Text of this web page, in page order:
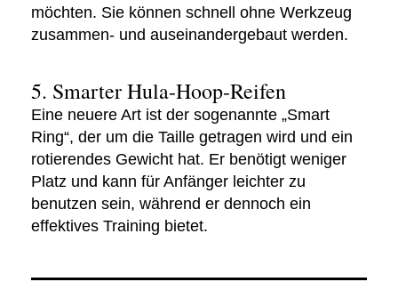
möchten. Sie können schnell ohne Werkzeug
zusammen- und auseinandergebaut werden.
5. Smarter Hula-Hoop-Reifen
Eine neuere Art ist der sogenannte „Smart
Ring“, der um die Taille getragen wird und ein
rotierendes Gewicht hat. Er benötigt weniger
Platz und kann für Anfänger leichter zu
benutzen sein, während er dennoch ein
effektives Training bietet.